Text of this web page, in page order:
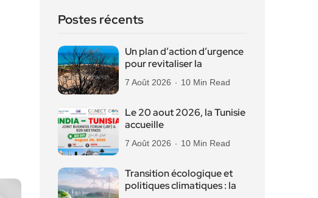
Postes récents
Un plan d’action d’urgence
pour revitaliser la
7 Août 2026 10 Min Read
Le 20 aout 2026, la Tunisie
accueille
7 Août 2026 10 Min Read
Transition écologique et
politiques climatiques : la